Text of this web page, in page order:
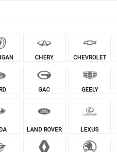
CHERY CHEVROLET
GAC GEELY
LAND ROVER LEXUS